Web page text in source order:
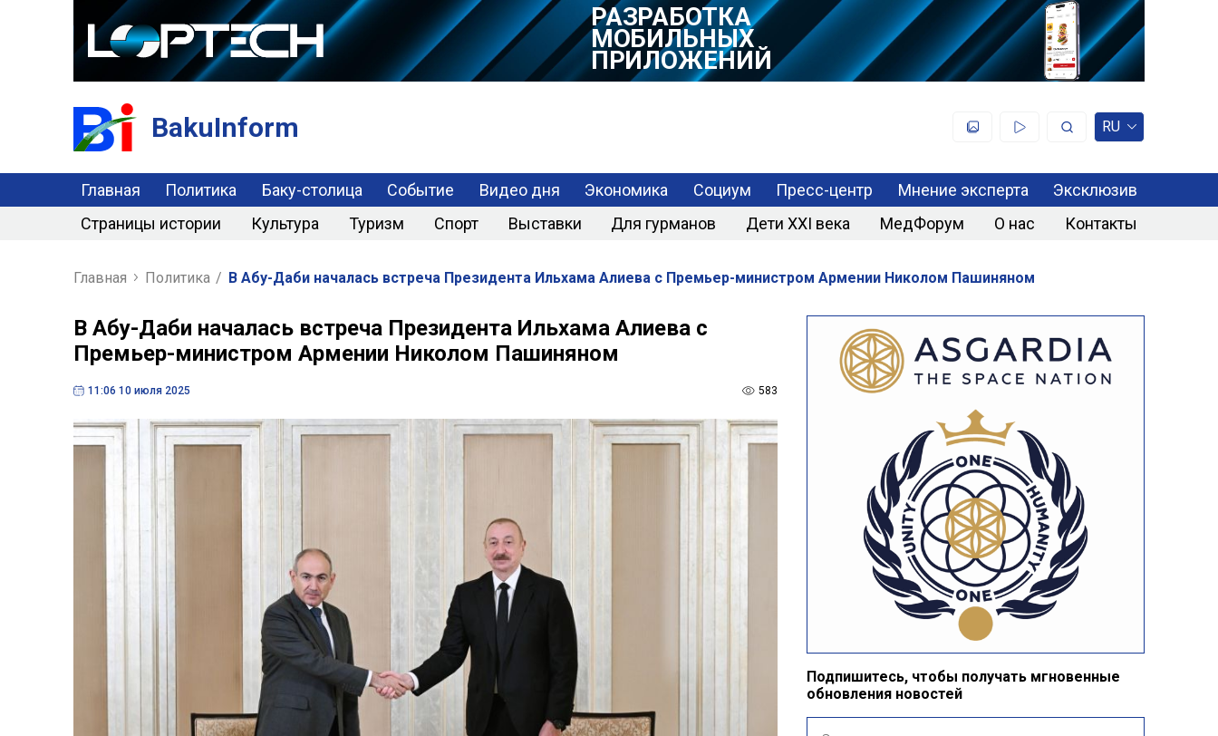
РАЗРАБОТКА
МОБИЛЬНЫХ
ПРИЛОЖЕНИЙ
BakuInform RU
Главная Политика Баку-столица Событие Видео дня Экономика Социум Пресс-центр Мнение эксперта
Эксклюзив
Страницы истории
Культура Туризм Спорт Выставки Для гурманов Дети XXI века МедФорум О нас Контакты
Главная Политика / В Абу-Даби началась встреча Президента Ильхама Алиева с Премьер-министром Армении Николом Пашиняном
В Абу-Даби началась встреча Президента Ильхама Алиева с
Премьер-министром Армении Николом Пашиняном
11:06 10 июля 2025 583
Подпишитесь, чтобы получать мгновенные
обновления новостей